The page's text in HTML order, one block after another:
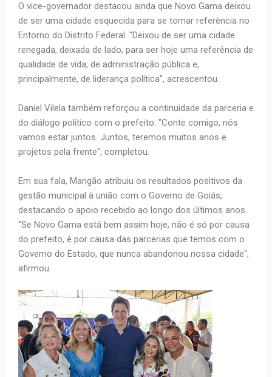
O vice-governador destacou ainda que Novo Gama deixou
de ser uma cidade esquecida para se tornar referência no
Entorno do Distrito Federal. "Deixou de ser uma cidade
renegada, deixada de lado, para ser hoje uma referência de
qualidade de vida, de administração pública e,
principalmente, de liderança política", acrescentou.
Daniel Vilela também reforçou a continuidade da parceria e
do diálogo político com o prefeito. "Conte comigo, nós
vamos estar juntos. Juntos, teremos muitos anos e
projetos pela frente", completou.
Em sua fala, Mangão atribuiu os resultados positivos da
gestão municipal à união com o Governo de Goiás,
destacando o apoio recebido ao longo dos últimos anos.
"Se Novo Gama está bem assim hoje, não é só por causa
do prefeito, é por causa das parcerias que temos com o
Governo do Estado, que nunca abandonou nossa cidade",
afirmou.